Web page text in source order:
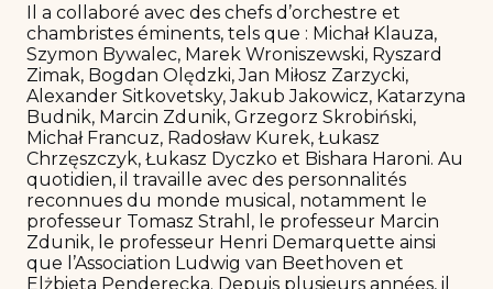
Il a collaboré avec des chefs d’orchestre et
chambristes éminents, tels que : Michał Klauza,
Szymon Bywalec, Marek Wroniszewski, Ryszard
Zimak, Bogdan Olędzki, Jan Miłosz Zarzycki,
Alexander Sitkovetsky, Jakub Jakowicz, Katarzyna
Budnik, Marcin Zdunik, Grzegorz Skrobiński,
Michał Francuz, Radosław Kurek, Łukasz
Chrzęszczyk, Łukasz Dyczko et Bishara Haroni. Au
quotidien, il travaille avec des personnalités
reconnues du monde musical, notamment le
professeur Tomasz Strahl, le professeur Marcin
Zdunik, le professeur Henri Demarquette ainsi
que l’Association Ludwig van Beethoven et
Elżbieta Penderecka. Depuis plusieurs années, il